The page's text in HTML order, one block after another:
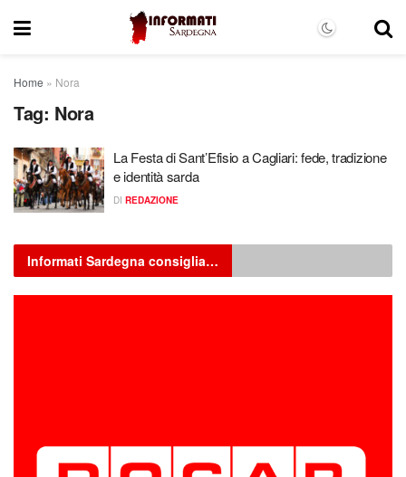
Home » Nora
Tag: Nora
La Festa di Sant’Efisio a Cagliari: fede, tradizione
e identità sarda
DI REDAZIONE
Informati Sardegna consiglia…